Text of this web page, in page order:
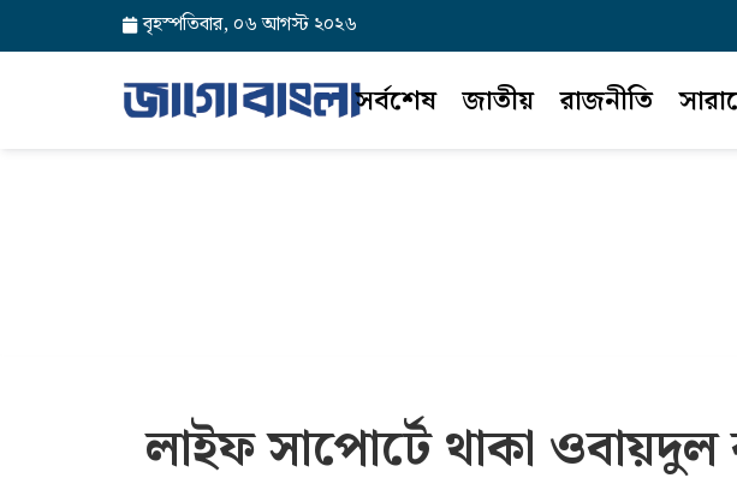
বৃহস্পতিবার, ০৬ আগস্ট ২০২৬
সর্বশেষ জাতীয় রাজনীতি
লাইফ সাপোর্টে থাকা ওবায়দুল